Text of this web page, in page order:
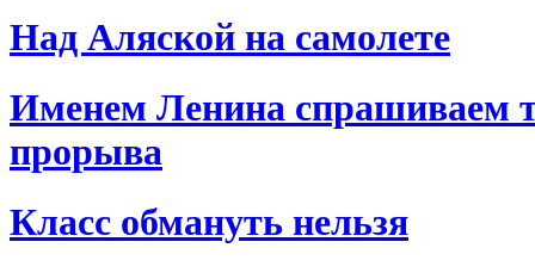
Над Аляской на самолете
Именем Ленина спрашиваем
прорыва
Класс обмануть нельзя